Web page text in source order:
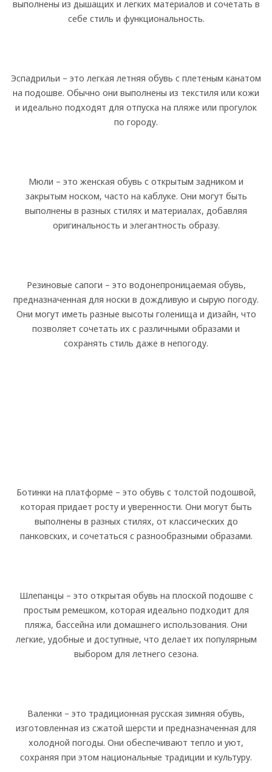
выполнены из дышащих и легких материалов и сочетать в
себе стиль и функциональность.
Эспадрильи – это легкая летняя обувь с плетеным канатом
на подошве. Обычно они выполнены из текстиля или кожи
и идеально подходят для отпуска на пляже или прогулок
по городу.
Мюли – это женская обувь с открытым задником и
закрытым носком, часто на каблуке. Они могут быть
выполнены в разных стилях и материалах, добавляя
оригинальность и элегантность образу.
Резиновые сапоги – это водонепроницаемая обувь,
предназначенная для носки в дождливую и сырую погоду.
Они могут иметь разные высоты голенища и дизайн, что
позволяет сочетать их с различными образами и
сохранять стиль даже в непогоду.
Ботинки на платформе – это обувь с толстой подошвой,
которая придает росту и уверенности. Они могут быть
выполнены в разных стилях, от классических до
панковских, и сочетаться с разнообразными образами.
Шлепанцы – это открытая обувь на плоской подошве с
простым ремешком, которая идеально подходит для
пляжа, бассейна или домашнего использования. Они
легкие, удобные и доступные, что делает их популярным
выбором для летнего сезона.
Валенки – это традиционная русская зимняя обувь,
изготовленная из сжатой шерсти и предназначенная для
холодной погоды. Они обеспечивают тепло и уют,
сохраняя при этом национальные традиции и культуру.